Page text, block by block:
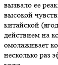
вызвало ее
высокой
китайской
действием на
омолаживает
несколько раз